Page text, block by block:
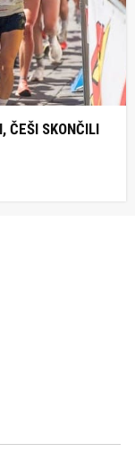
ČEŠI SKONČILI